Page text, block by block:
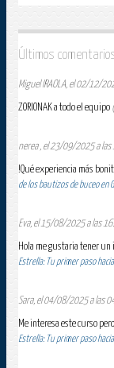
Últimos
Miguel IRAOLA, el 02/12/
ZORIONAK a todo el equipo
nerea , el 23/09/2025 a las
!Qué experiencia más
de los bautizos de buceo en
Eva, el 15/08/2025 a las
Hola me gustaria tener un
Estrella: Tu primer paso
Sara, el 04/08/2025 a las
Me interesa este curso
Estrella: Tu primer paso